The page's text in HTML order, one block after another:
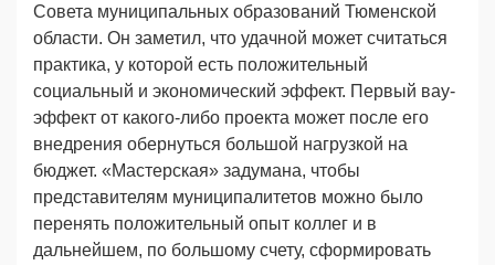
Совета муниципальных образований Тюменской
области. Он заметил, что удачной может считаться
практика, у которой есть положительный
социальный и экономический эффект. Первый вау-
эффект от какого-либо проекта может после его
внедрения обернуться большой нагрузкой на
бюджет. «Мастерская» задумана, чтобы
представителям муниципалитетов можно было
перенять положительный опыт коллег и в
дальнейшем, по большому счету, сформировать